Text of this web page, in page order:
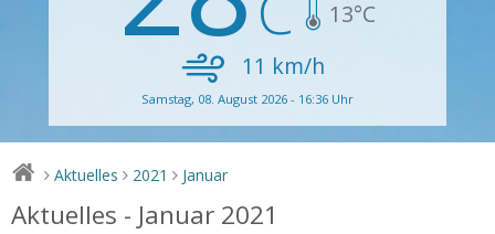
13°C
11 km/h
Samstag, 08. August 2026 - 16:36 Uhr
> Aktuelles > 2021 > Januar
Aktuelles - Januar 2021